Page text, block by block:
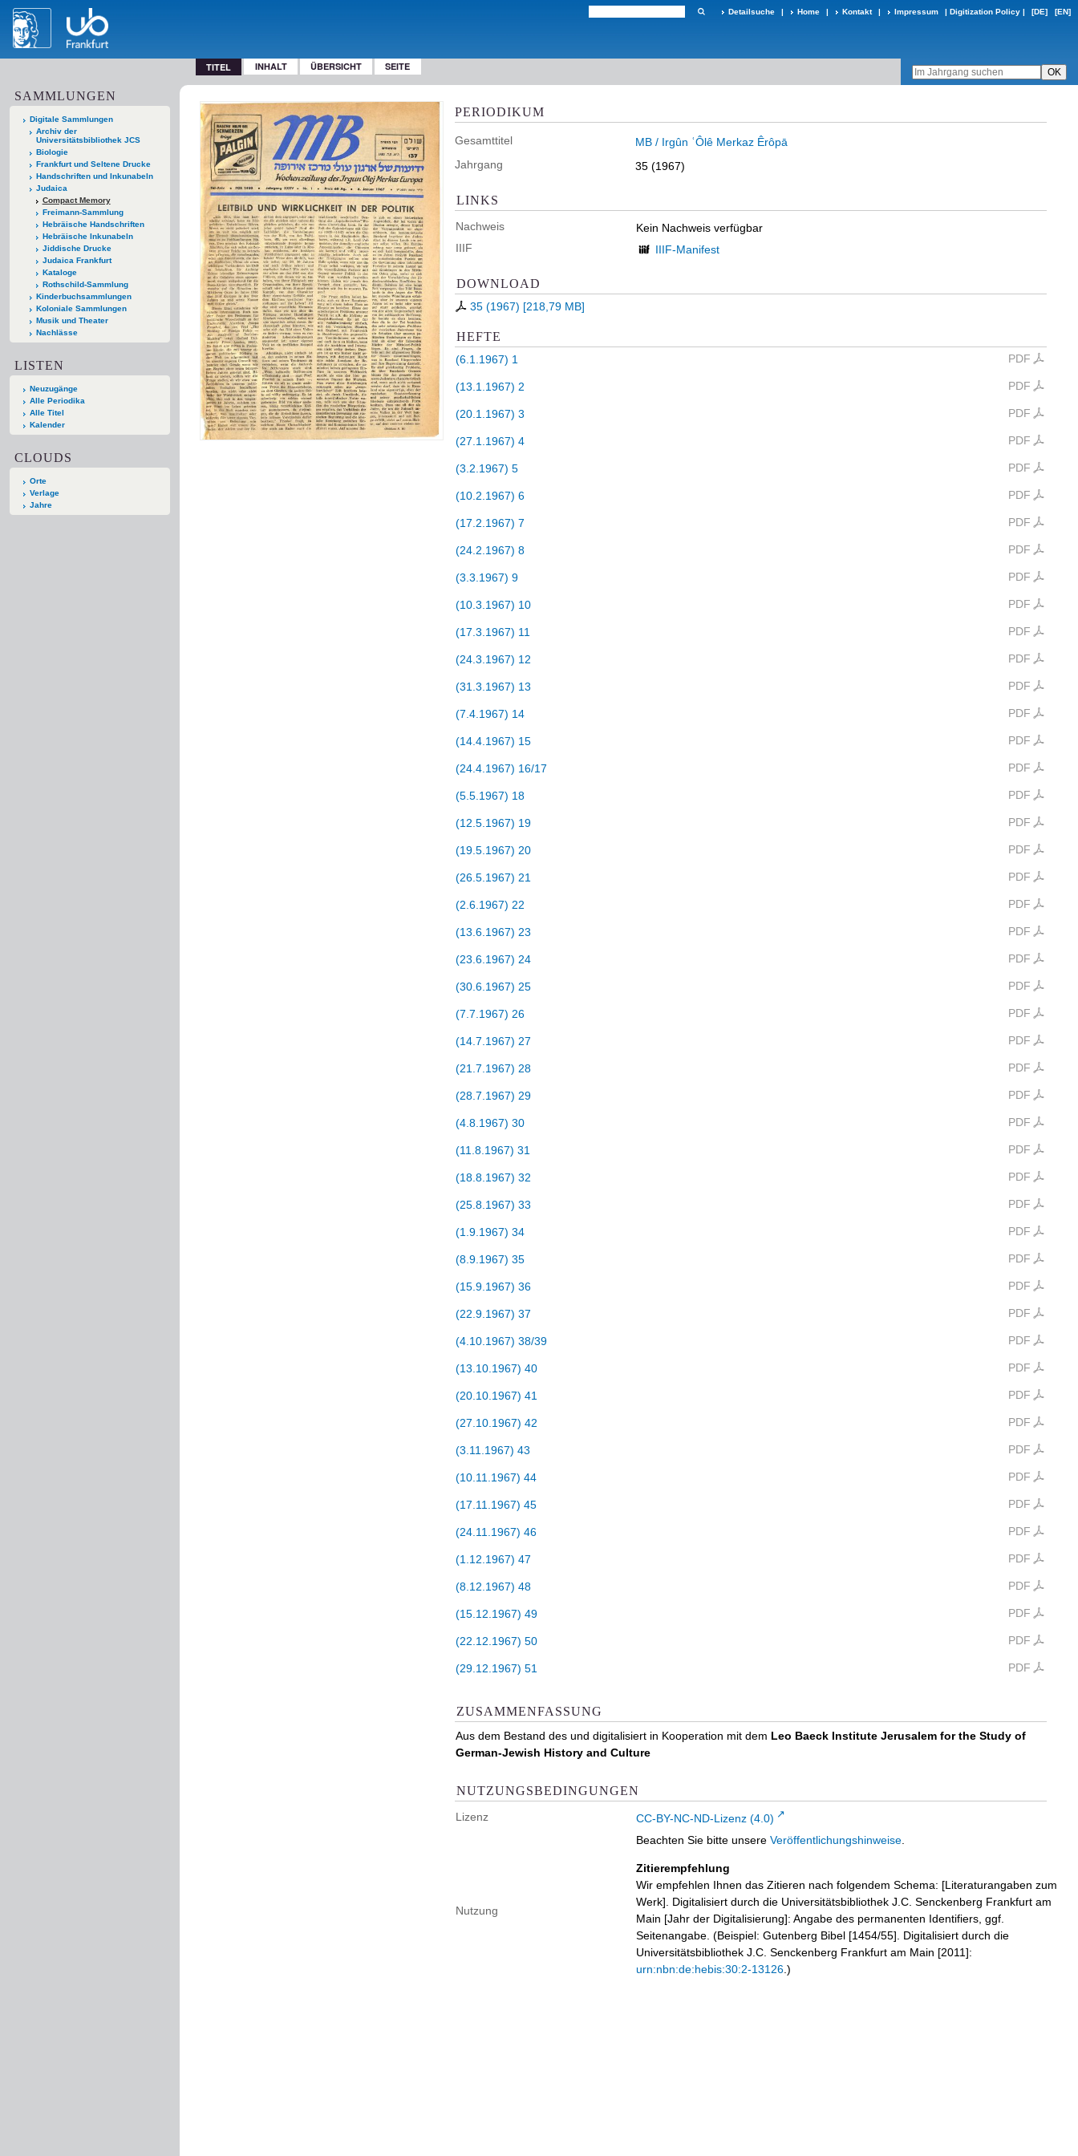
Detailsuche | Home | Kontakt | Impressum | Digitization Policy | [DE] [EN]
TITEL INHALT ÜBERSICHT SEITE
SAMMLUNGEN
Digitale Sammlungen
Archiv der
Universitätsbibliothek JCS
Biologie
Frankfurt und Seltene Drucke
Handschriften und Inkunabeln
Judaica
Compact Memory
Freimann-Sammlung
Hebräische Handschriften
Hebräische Inkunabeln
Jiddische Drucke
Judaica Frankfurt
Kataloge
Rothschild-Sammlung
Kinderbuchsammlungen
Koloniale Sammlungen
Musik und Theater
Nachlässe
LISTEN
Neuzugänge
Alle Periodika
Alle Titel
Kalender
CLOUDS
Orte
Verlage
Jahre
PERIODIKUM
Gesamttitel
MB / Irgûn ʿÔlê Merkaz Êrôpā
Jahrgang
35 (1967)
LINKS
Nachweis
Kein Nachweis verfügbar
IIIF
IIIF-Manifest
DOWNLOAD
35 (1967) [218,79 MB]
HEFTE
PDF
(6.1.1967) 1
PDF
(13.1.1967) 2
PDF
(20.1.1967) 3
PDF
(27.1.1967) 4
PDF
(3.2.1967) 5
PDF
(10.2.1967) 6
PDF
(17.2.1967) 7
PDF
(24.2.1967) 8
PDF
(3.3.1967) 9
PDF
(10.3.1967) 10
PDF
(17.3.1967) 11
PDF
(24.3.1967) 12
PDF
(31.3.1967) 13
PDF
(7.4.1967) 14
PDF
(14.4.1967) 15
PDF
(24.4.1967) 16/17
PDF
(5.5.1967) 18
PDF
(12.5.1967) 19
PDF
(19.5.1967) 20
PDF
(26.5.1967) 21
PDF
(2.6.1967) 22
PDF
(13.6.1967) 23
PDF
(23.6.1967) 24
PDF
(30.6.1967) 25
PDF
(7.7.1967) 26
PDF
(14.7.1967) 27
PDF
(21.7.1967) 28
PDF
(28.7.1967) 29
PDF
(4.8.1967) 30
PDF
(11.8.1967) 31
PDF
(18.8.1967) 32
PDF
(25.8.1967) 33
PDF
(1.9.1967) 34
PDF
(8.9.1967) 35
PDF
(15.9.1967) 36
PDF
(22.9.1967) 37
PDF
(4.10.1967) 38/39
PDF
(13.10.1967) 40
PDF
(20.10.1967) 41
PDF
(27.10.1967) 42
PDF
(3.11.1967) 43
PDF
(10.11.1967) 44
PDF
(17.11.1967) 45
PDF
(24.11.1967) 46
PDF
(1.12.1967) 47
PDF
(8.12.1967) 48
PDF
(15.12.1967) 49
PDF
(22.12.1967) 50
PDF
(29.12.1967) 51
ZUSAMMENFASSUNG
Aus dem Bestand des und digitalisiert in Kooperation mit dem Leo Baeck Institute Jerusalem for the Study of
German-Jewish History and Culture
NUTZUNGSBEDINGUNGEN
Lizenz CC-BY-NC-ND-Lizenz (4.0)
Nutzung
Beachten Sie bitte unsere Veröffentlichungshinweise
Zitierempfehlung
Wir empfehlen Ihnen das Zitieren nach folgendem Schema: [Literaturangaben zum
Werk]. Digitalisiert durch die Universitätsbibliothek J.C. Senckenberg Frankfurt am
Main [Jahr der Digitalisierung]: Angabe des permanenten Identifiers, ggf.
Seitenangabe. (Beispiel: Gutenberg Bibel [1454/55]. Digitalisiert durch die
Universitätsbibliothek J.C. Senckenberg Frankfurt am Main [2011]:
urn:nbn:de:hebis:30:2-13126 .)